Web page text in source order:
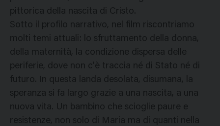
pittorica della nascita di Cristo.
Sotto il profilo narrativo, nel film riscontriamo
molti temi attuali: lo sfruttamento della donna,
della maternità, la condizione dispersa delle
periferie, dove non c’è traccia né di Stato né di
futuro. In questa landa desolata, disumana, la
speranza si fa largo grazie a una nascita, a una
nuova vita. Un bambino che scioglie paure e
resistenze, non solo di Maria ma di quanti nella